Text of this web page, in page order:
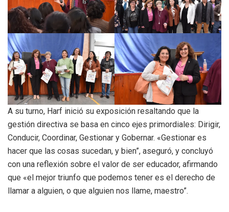
A su turno, Harf inició su exposición resaltando que la
gestión directiva se basa en cinco ejes primordiales: Dirigir,
Conducir, Coordinar, Gestionar y Gobernar. «Gestionar es
hacer que las cosas sucedan, y bien”, aseguró, y concluyó
con una reflexión sobre el valor de ser educador, afirmando
que «el mejor triunfo que podemos tener es el derecho de
llamar a alguien, o que alguien nos llame, maestro”.